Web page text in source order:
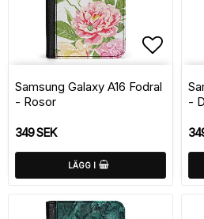
Lägg
Samsung Galaxy A16 Fodral
- Rosor
349 SEK
LÄGG I
-